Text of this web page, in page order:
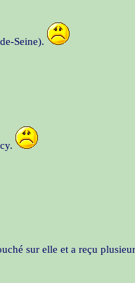
Seine).
sur elle et a reçu